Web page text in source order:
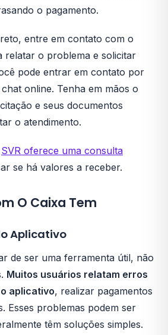
o pagamento.
entre em contato com o
relatar o problema e solicitar
pode entrar em contato por
online. Tenha em mãos o
e seus documentos
o atendimento.
SVR oferece uma consulta
se há valores a receber.
O Caixa Tem
Aplicativo
de ser uma ferramenta útil, não
Muitos usuários relatam erros
aplicativo, realizar pagamentos
Esses problemas podem ser
têm soluções simples.